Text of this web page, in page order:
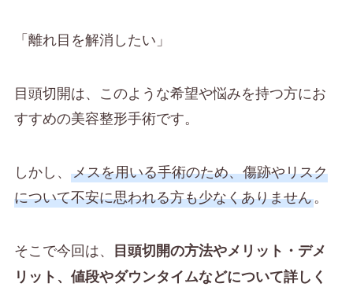
「離れ目を解消したい」
目頭切開は、このような希望や悩みを持つ方にお
すすめの美容整形手術です。
しかし、 メスを用いる手術のため、傷跡やリスク
について不安に思われる方も少なくありません。
そこで今回は、 目頭切開の方法やメリット・デメ
リット、値段やダウンタイムなどについて詳しく